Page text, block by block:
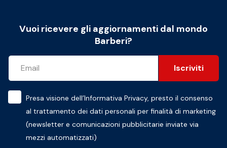
Vuoi ricevere gli aggiornamenti dal mondo
Barberi?
Iscriviti
Presa visione dell’Informativa Privacy, presto il consenso
al trattamento dei dati personali per finalità di marketing
(newsletter e comunicazioni pubblicitarie inviate via
mezzi automatizzati)